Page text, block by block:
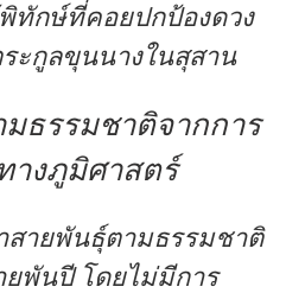
ทักษ์ที่คอยปกป้องดวง
กูลขุนนางในสุสาน
ธรรมชาติจากการ
างภูมิศาสตร์
ายพันธุ์ตามธรรมชาติ
ยพันปี โดยไม่มีการ